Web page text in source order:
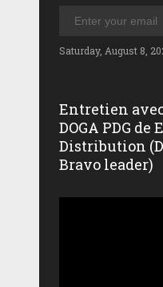
Saturday, August 8,
Entretien
DOGA PDG de
Distribution
Bravo leader)